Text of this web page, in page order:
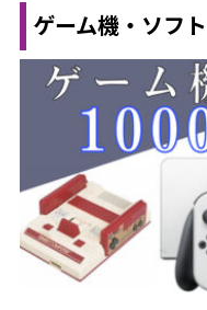
ゲーム機・ソフト